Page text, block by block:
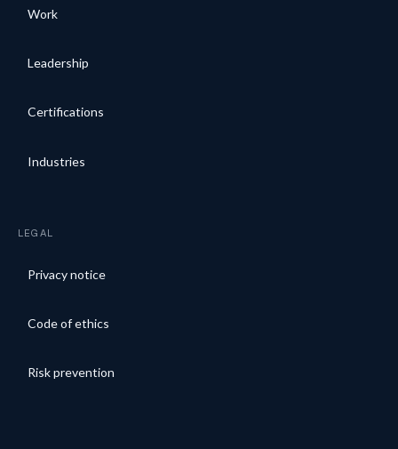
Work
Leadership
Certifications
Industries
LEGAL
Privacy notice
Code of ethics
Risk prevention